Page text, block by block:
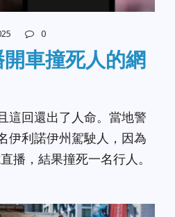
0
車撞死人的網
這回還出了人命。當地警
伊利諾伊州駕駛人，因為
播，結果撞死一名行人。